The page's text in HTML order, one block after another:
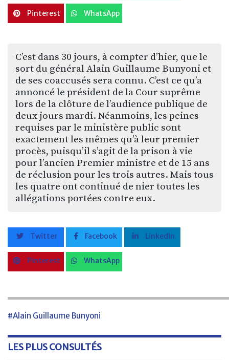
Pinterest WhatsApp
C’est dans 30 jours, à compter d’hier, que le
sort du général Alain Guillaume Bunyoni et
de ses coaccusés sera connu. C’est ce qu’a
annoncé le président de la Cour suprême
lors de la clôture de l’audience publique de
deux jours mardi. Néanmoins, les peines
requises par le ministère public sont
exactement les mêmes qu’à leur premier
procès, puisqu’il s’agit de la prison à vie
pour l’ancien Premier ministre et de 15 ans
de réclusion pour les trois autres. Mais tous
les quatre ont continué de nier toutes les
allégations portées contre eux.
Twitter Facebook LinkedIn
Pinterest WhatsApp
#Alain Guillaume Bunyoni
LES PLUS CONSULTÉS